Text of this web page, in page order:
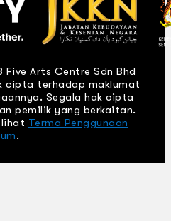
Arts Centre Sdn Bhd
cipta terhadap maklumat
Segala hak cipta
pemilik yang berkaitan.
lihat Terma Penggunaan
.